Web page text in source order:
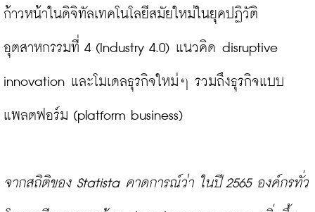
ก้าวหน้าในดิจิทัลเทคโนโลยีสมัยใหม่ในยุคปฏิวัติ
อุตสาหกรรมที่ 4 (Industry 4.0) แนวคิด disruptive
innovation และโมเดลธุรกิจใหม่ๆ รวมถึงธุรกิจแบบ
แพลตฟอร์ม (platform business)
จากสถิติของ Statista คาดการณ์ว่า ในปี 2565 องค์กรทั่ว